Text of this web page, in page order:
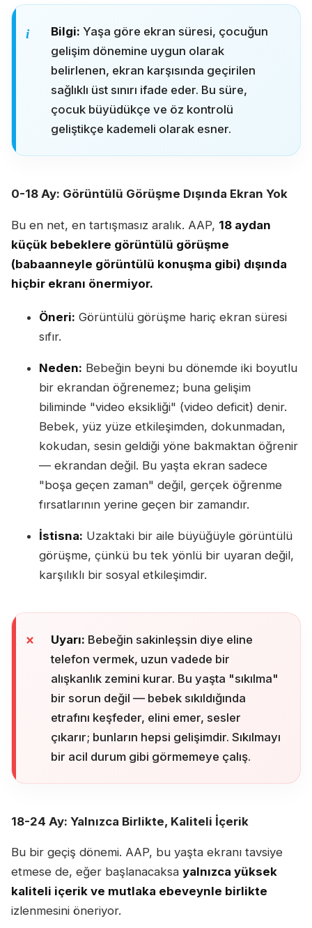
Bilgi: Yaşa göre ekran süresi, çocuğun
gelişim dönemine uygun olarak
belirlenen, ekran karşısında geçirilen
sağlıklı üst sınırı ifade eder. Bu süre,
çocuk büyüdükçe ve öz kontrolü
geliştikçe kademeli olarak esner.
0-18 Ay: Görüntülü Görüşme Dışında Ekran Yok
Bu en net, en tartışmasız aralık. AAP, 18 aydan
küçük bebeklere görüntülü görüşme
(babaanneyle görüntülü konuşma gibi) dışında
hiçbir ekranı önermiyor.
Öneri: Görüntülü görüşme hariç ekran süresi
sıfır.
Neden: Bebeğin beyni bu dönemde iki boyutlu
bir ekrandan öğrenemez; buna gelişim
biliminde "video eksikliği" (video deficit) denir.
Bebek, yüz yüze etkileşimden, dokunmadan,
kokudan, sesin geldiği yöne bakmaktan öğrenir
— ekrandan değil. Bu yaşta ekran sadece
"boşa geçen zaman" değil, gerçek öğrenme
fırsatlarının yerine geçen bir zamandır.
İstisna: Uzaktaki bir aile büyüğüyle görüntülü
görüşme, çünkü bu tek yönlü bir uyaran değil,
karşılıklı bir sosyal etkileşimdir.
Uyarı: Bebeğin sakinleşsin diye eline
telefon vermek, uzun vadede bir
alışkanlık zemini kurar. Bu yaşta "sıkılma"
bir sorun değil — bebek sıkıldığında
etrafını keşfeder, elini emer, sesler
çıkarır; bunların hepsi gelişimdir. Sıkılmayı
bir acil durum gibi görmemeye çalış.
18-24 Ay: Yalnızca Birlikte, Kaliteli İçerik
Bu bir geçiş dönemi. AAP, bu yaşta ekranı tavsiye
etmese de, eğer başlanacaksa yalnızca yüksek
kaliteli içerik ve mutlaka ebeveynle birlikte
izlenmesini öneriyor.